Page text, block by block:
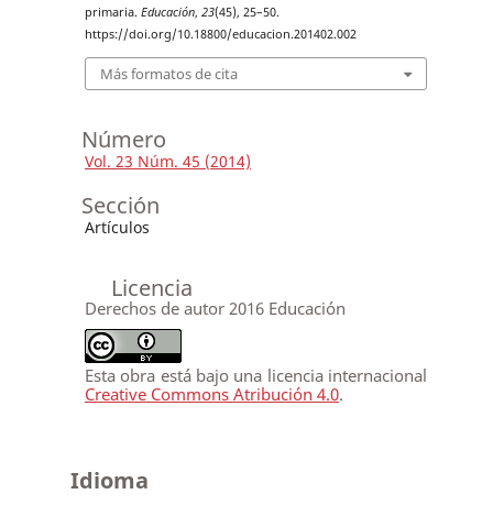
primaria. Educación, 23(45), 25–50.
https://doi.org/10.18800/educacion.201402.002
Más formatos de cita
Número
Vol. 23 Núm. 45 (2014)
Sección
Artículos
Licencia
Derechos de autor 2016 Educación
Esta obra está bajo una licencia internacional
Creative Commons Atribución 4.0.
Idioma